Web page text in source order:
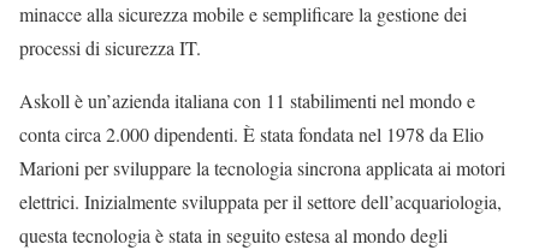
minacce alla sicurezza mobile e semplificare la gestione dei
processi di sicurezza IT.
Askoll è un’azienda italiana con 11 stabilimenti nel mondo e
conta circa 2.000 dipendenti. È stata fondata nel 1978 da Elio
Marioni per sviluppare la tecnologia sincrona applicata ai motori
elettrici. Inizialmente sviluppata per il settore dell’acquariologia,
questa tecnologia è stata in seguito estesa al mondo degli